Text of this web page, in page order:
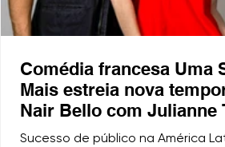
Comédia francesa Uma
Mais estreia nova
Nair Bello com Julianne
Luna e Beto Schultz
Sucesso de público na América